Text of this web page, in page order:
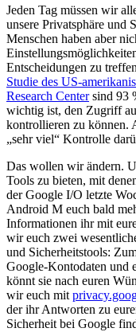
Jeden Tag müssen wir
unsere Privatsphäre und
Menschen haben aber
Entscheidungen zu
Studie des US-
Research Centersind 93
wichtig ist, den Zugriff
kontrollieren zu können.
„sehr viel“ Kontrolle
Das wollen wir ändern.
Tools zu bieten, mit
der Google I/O letzte
Android M euch bald
Informationen ihr mit
wir euch zwei
und Sicherheitstools:
Google-Kontodaten und
könnt sie nach euren
wir euch mit
der ihr Antworten zu
Sicherheit bei Google